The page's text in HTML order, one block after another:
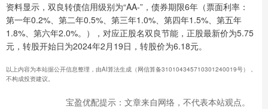
资料显示，双良转债信用级别为“AA-”，债券期限6年（票面利率：
第一年0.2%、第二年0.5%、第三年1.0%、第四年1.5%、第五年
1.8%、第六年2.0%。），对应正股名双良节能，正股最新价为5.75
元，转股开始日为2024年2月19日，转股价为6.18元。
以上内容为本站据公开信息整理，由AI算法生成（网信算备310104345710301240019号），
不构成投资建议。
宝盈优配提示：文章来自网络，不代表本站观点。